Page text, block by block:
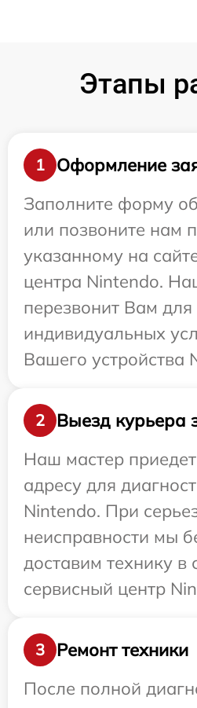
Этапы
1
Оформление
Заполните форму
или позвоните нам
указанному на
центра Nintendo.
перезвонит Вам для
индивидуальных
Вашего устройства
2
Выезд курьера
Наш мастер
адресу для
Nintendo. При
неисправности мы
доставим технику в
сервисный центр
3
Ремонт техники
После полной